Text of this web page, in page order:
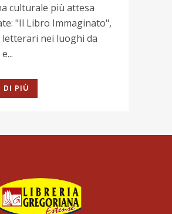
culturale più attesa
"Il Libro Immaginato",
nei luoghi da
DI PIÙ